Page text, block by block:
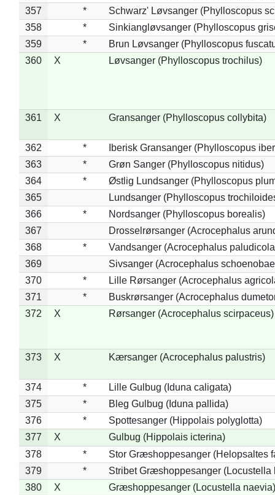
357
*
Schwarz' Løvsanger (Phylloscopus
358
*
Sinkiangløvsanger (Phylloscopus
359
*
Brun Løvsanger (Phylloscopus
360
X Løvsanger (Phylloscopus trochilus)
361 X Gransanger (Phylloscopus collybita)
362 *
Iberisk Gransanger (Phylloscopus
363
*
Grøn Sanger (Phylloscopus nitidus)
364
*
Østlig Lundsanger (Phylloscopus
365
Lundsanger (Phylloscopus
366
*
Nordsanger (Phylloscopus borealis)
367
Drosselrørsanger (Acrocephalus
368
*
Vandsanger (Acrocephalus
369
Sivsanger (Acrocephalus
370
*
Lille Rørsanger (Acrocephalus
371
*
Buskrørsanger (Acrocephalus
372
X Rørsanger (Acrocephalus scirpaceus)
373 X Kærsanger (Acrocephalus palustris)
374 *
Lille Gulbug (Iduna caligata)
375
*
Bleg Gulbug (Iduna pallida)
376
*
Spottesanger (Hippolais polyglotta)
377
X
Gulbug (Hippolais icterina)
378
*
Stor Græshoppesanger (Helopsaltes
379
*
Stribet Græshoppesanger (Locustella
380
X
Græshoppesanger (Locustella naevia)